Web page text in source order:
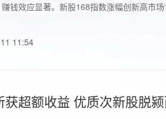
钱效应显著。新股168指数涨幅创新高市
11:54
获超额收益 优质次新股脱